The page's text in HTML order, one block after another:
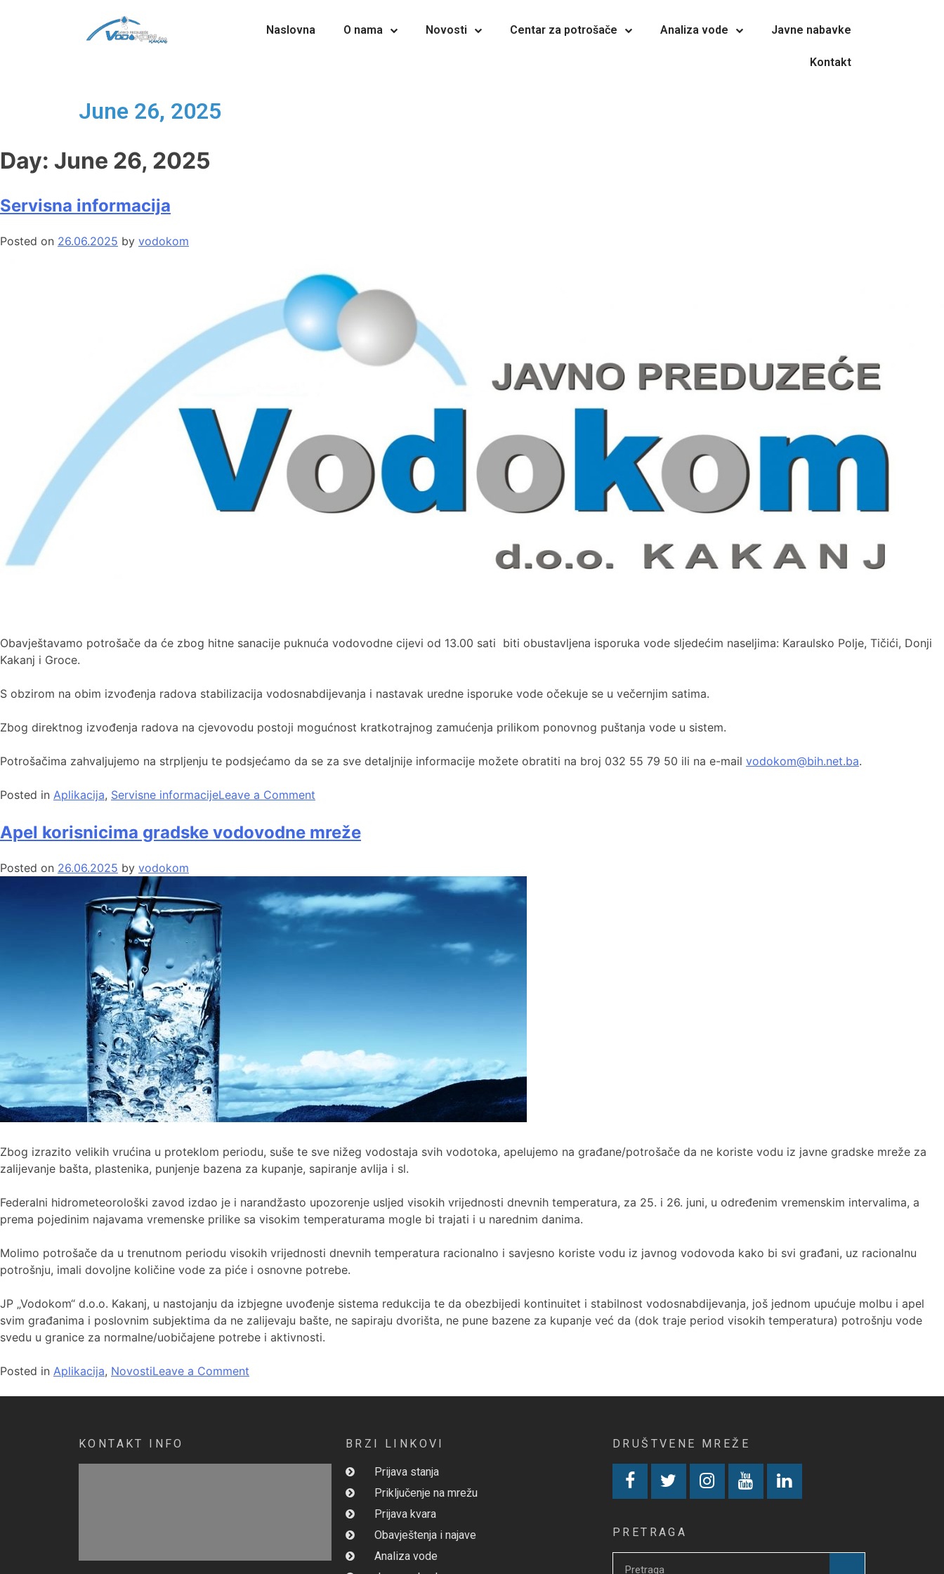
Naslovna O nama Novosti Centar za potrošače Analiza vode Javne nabavke
Kontakt
June 26, 2025
Day: June 26, 2025
Servisna informacija
Posted on 26.06.2025 by vodokom
Obavještavamo potrošače da će zbog hitne sanacije puknuća vodovodne cijevi od 13.00 sati biti obustavljena isporuka vode sljedećim naseljima: Karaulsko Polje, Tičići, Donji
Kakanj i Groce.
S obzirom na obim izvođenja radova stabilizacija vodosnabdijevanja i nastavak uredne isporuke vode očekuje se u večernjim satima.
Zbog direktnog izvođenja radova na cjevovodu postoji mogućnost kratkotrajnog zamućenja prilikom ponovnog puštanja vode u sistem.
Potrošačima zahvaljujemo na strpljenju te podsjećamo da se za sve detaljnije informacije možete obratiti na broj 032 55 79 50 ili na e-mail vodokom@bih.net.ba.
Posted in Aplikacija, Servisne informacijeLeave a Comment
Apel korisnicima gradske vodovodne mreže
Posted on 26.06.2025 by vodokom
Zbog izrazito velikih vrućina u proteklom periodu, suše te sve nižeg vodostaja svih vodotoka, apelujemo na građane/potrošače da ne koriste vodu iz javne gradske mreže za
zalijevanje bašta, plastenika, punjenje bazena za kupanje, sapiranje avlija i sl.
Federalni hidrometeorološki zavod izdao je i narandžasto upozorenje usljed visokih vrijednosti dnevnih temperatura, za 25. i 26. juni, u određenim vremenskim intervalima, a
prema pojedinim najavama vremenske prilike sa visokim temperaturama mogle bi trajati i u narednim danima.
Molimo potrošače da u trenutnom periodu visokih vrijednosti dnevnih temperatura racionalno i savjesno koriste vodu iz javnog vodovoda kako bi svi građani, uz racionalnu
potrošnju, imali dovoljne količine vode za piće i osnovne potrebe.
JP „Vodokom“ d.o.o. Kakanj, u nastojanju da izbjegne uvođenje sistema redukcija te da obezbijedi kontinuitet i stabilnost vodosnabdijevanja, još jednom upućuje molbu i apel
svim građanima i poslovnim subjektima da ne zalijevaju bašte, ne sapiraju dvorišta, ne pune bazene za kupanje već da (dok traje period visokih temperatura) potrošnju vode
svedu u granice za normalne/uobičajene potrebe i aktivnosti.
Posted in Aplikacija, NovostiLeave a Comment
KONTAKT INFO BRZI LINKOVI
Prijava stanja
Priključenje na mrežu
Prijava kvara
Obavještenja i najave
Analiza vode
DRUŠTVENE MREŽE
PRETRAGA